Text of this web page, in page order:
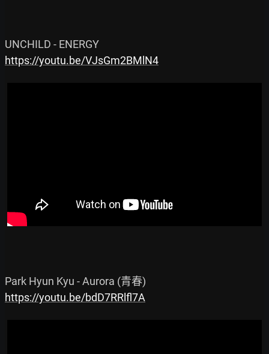
https://youtu.be/VJsGm2BMlN4
https://youtu.be/bdD7RRlfl7A